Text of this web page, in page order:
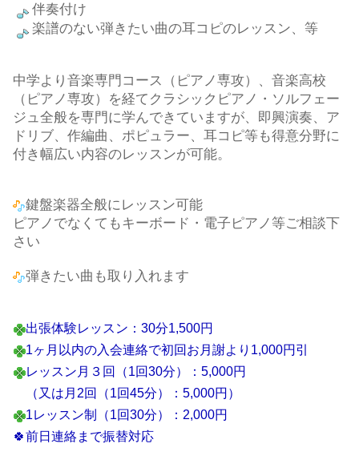
伴奏付け
楽譜のない弾きたい曲の耳コピのレッスン、等
中学より音楽専門コース（ピアノ専攻）、音楽高校
（ピアノ専攻）を経てクラシックピアノ・ソルフェー
ジュ全般を専門に学んできていますが、即興演奏、ア
ドリブ、作編曲、ポピュラー、耳コピ等も得意分野に
付き幅広い内容のレッスンが可能。
鍵盤楽器全般にレッスン可能
ピアノでなくてもキーボード・電子ピアノ等ご相談下
さい
弾きたい曲も取り入れます
出張体験レッスン：30分1,500円
1ヶ月以内の入会連絡で初回お月謝より1,000円引
レッスン月３回（1回30分）：5,000円
（又は月2回（1回45分）：5,000円）
1レッスン制（1回30分）：2,000円
🍀前日連絡まで振替対応